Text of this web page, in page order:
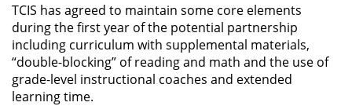
TCIS has agreed to maintain some core elements
during the first year of the potential partnership
including curriculum with supplemental materials,
“double-blocking” of reading and math and the use of
grade-level instructional coaches and extended
learning time.